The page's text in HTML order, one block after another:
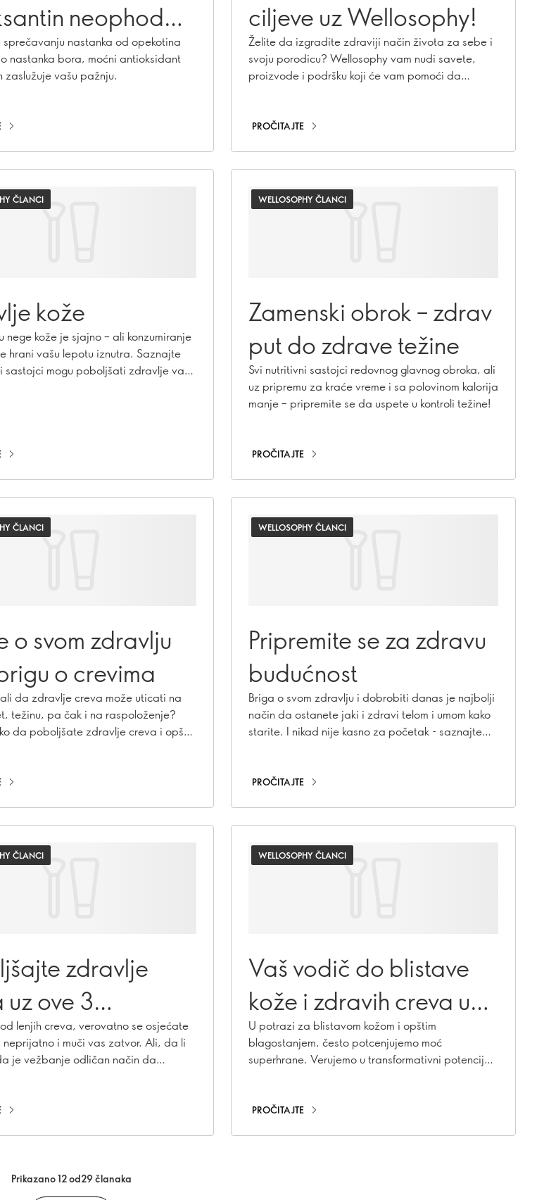
neophodan
kožu
sprečavanju nastanka od opekotina
nastanka bora, moćni antioksidant
zaslužuje vašu pažnju.
ciljeve uz Wellosophy!
Želite da izgradite zdraviji način života za sebe i
svoju porodicu? Wellosophy vam nudi savete,
proizvode i podršku koji će vam pomoći da
PROČITAJTE
ČLANCI
kože
nege kože je sjajno – ali konzumiranje
hrani vašu lepotu iznutra. Saznajte
sastojci mogu poboljšati zdravlje vaše
WELLOSOPHY ČLANCI
Zamenski obrok – zdrav
put do zdrave težine
Svi nutritivni sastojci redovnog glavnog obroka, ali
uz pripremu za kraće vreme i sa polovinom kalorija
manje – pripremite se da uspete u kontroli težine!
PROČITAJTE
ČLANCI
o svom zdravlju
o crevima
da zdravlje creva može uticati na
težinu, pa čak i na raspoloženje?
da poboljšate zdravlje creva i opšte
WELLOSOPHY ČLANCI
Pripremite se za zdravu
budućnost
Briga o svom zdravlju i dobrobiti danas je najbolji
način da ostanete jaki i zdravi telom i umom kako
starite. I nikad nije kasno za početak - saznajte
PROČITAJTE
ČLANCI
zdravlje
uz ove 3
vežbe
lenjih creva, verovatno se osjećate
neprijatno i muči vas zatvor. Ali, da li
je vežbanje odličan način da
WELLOSOPHY ČLANCI
Vaš vodič do blistave
kože i zdravih creva uz
superhranu
U potrazi za blistavom kožom i opštim
blagostanjem, često potcenjujemo moć
superhrane. Verujemo u transformativni potencijal
superhrane koja može da izvuče vaš sjaj na
PROČITAJTE
Prikazano 12 od29 članaka